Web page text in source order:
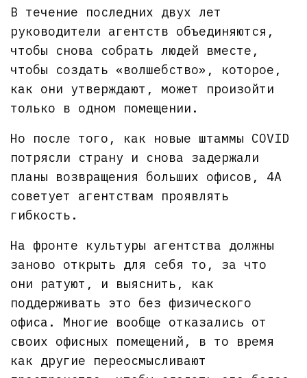
В течение последних двух лет
руководители агентств объединяются,
чтобы снова собрать людей вместе,
чтобы создать «волшебство», которое,
как они утверждают, может произойти
только в одном помещении.
Но после того, как новые штаммы COVID
потрясли страну и снова задержали
планы возвращения больших офисов, 4A
советует агентствам проявлять
гибкость.
На фронте культуры агентства должны
заново открыть для себя то, за что
они ратуют, и выяснить, как
поддерживать это без физического
офиса. Многие вообще отказались от
своих офисных помещений, в то время
как другие переосмысливают